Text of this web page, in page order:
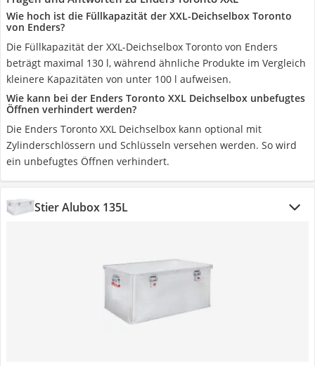
Wie hoch ist die Füllkapazität der XXL-Deichselbox Toronto
von Enders?
Die Füllkapazität der XXL-Deichselbox Toronto von Enders
beträgt maximal 130 l, während ähnliche Produkte im Vergleich
kleinere Kapazitäten von unter 100 l aufweisen.
Wie kann bei der Enders Toronto XXL Deichselbox unbefugtes
Öffnen verhindert werden?
Die Enders Toronto XXL Deichselbox kann optional mit
Zylinderschlössern und Schlüsseln versehen werden. So wird
ein unbefugtes Öffnen verhindert.
Stier Alubox 135L